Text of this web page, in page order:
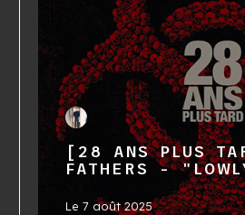
[28 ANS PLUS
FATHERS -
Le7 août 2025